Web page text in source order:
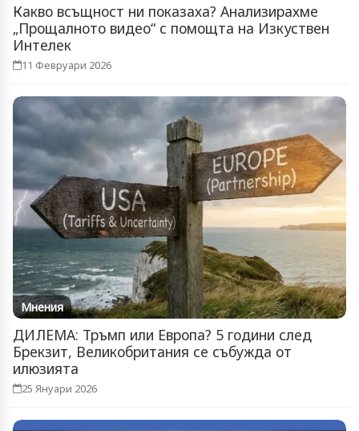
Какво всъщност ни показаха? Анализирахме
„Прощалното видео“ с помощта на Изкуствен
Интелек
11 Февруари 2026
Мнения
ДИЛЕМА: Тръмп или Европа? 5 години след
Брекзит, Великобритания се събужда от
илюзията
25 Януари 2026